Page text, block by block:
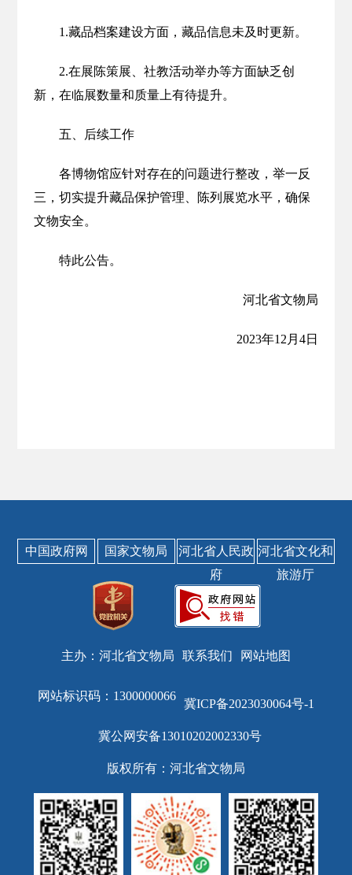
1.藏品档案建设方面，藏品信息未及时更新。
2.在展陈策展、社教活动举办等方面缺乏创
新，在临展数量和质量上有待提升。
五、后续工作
各博物馆应针对存在的问题进行整改，举一反
三，切实提升藏品保护管理、陈列展览水平，确保
文物安全。
特此公告。
河北省文物局
2023年12月4日
中国政府网 国家文物局
河北省人民政
府
河北省文化和
旅游厅
主办：河北省文物局 联系我们 网站地图
网站标识码：1300000066
冀ICP备2023030064号-1
冀公网安备13010202002330号
版权所有：河北省文物局